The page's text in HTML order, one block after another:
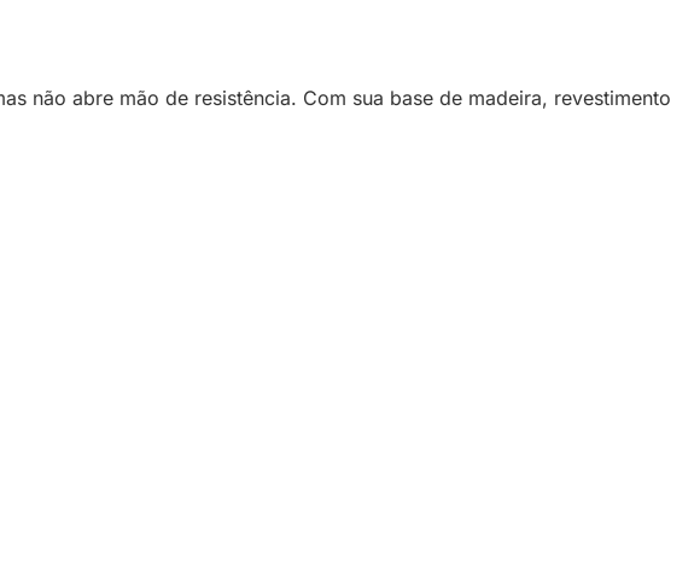
não abre mão de resistência. Com sua base de madeira, revestimento